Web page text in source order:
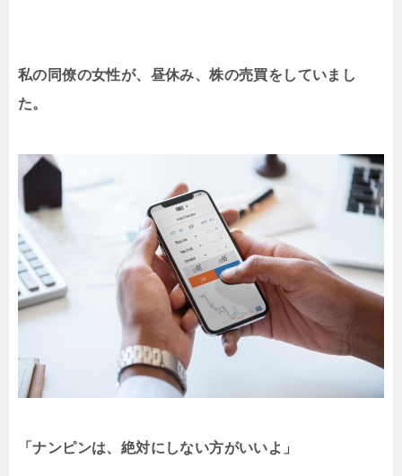
私の同僚の女性が、昼休み、株の売買をしていまし
た。
「ナンピンは、絶対にしない方がいいよ」